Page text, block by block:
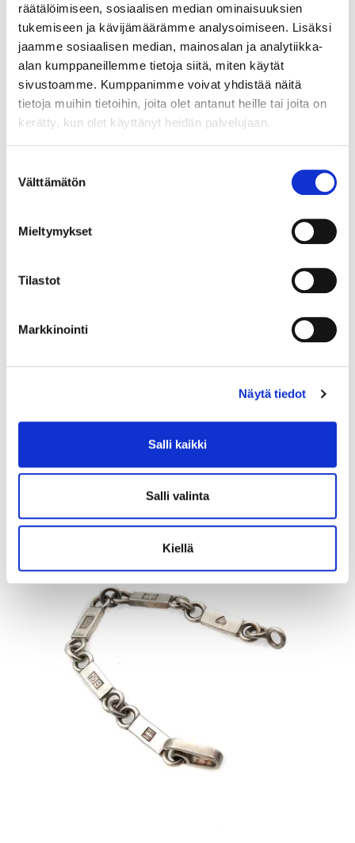
räätälöimiseen, sosiaalisen median ominaisuuksien
tukemiseen ja kävijämäärämme analysoimiseen. Lisäksi
jaamme sosiaalisen median, mainosalan ja analytiikka-
alan kumppaneillemme tietoja siitä, miten käytät
sivustoamme. Kumppanimme voivat yhdistää näitä
tietoja muihin tietoihin, joita olet antanut heille tai joita on
kerätty, kun olet käyttänyt heidän palvelujaan.
valinta
Välttämätön
Mieltymykset
Tilastot
Markkinointi
Näytä tiedot
Salli kaikki
Salli valinta
Kiellä
Myyrmäen Pantti
12.8.2026 21:00:30
Kultarannekello, Certina, quatrz;ei käy, 585br, Paino: 27,2 g
12.8.2026 19:42:30